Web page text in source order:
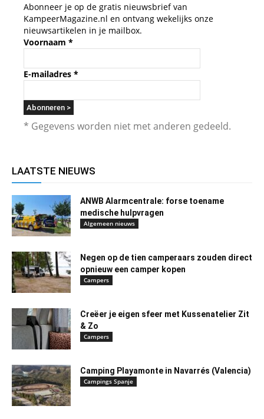
Abonneer je op de gratis nieuwsbrief van
KampeerMagazine.nl en ontvang wekelijks onze
nieuwsartikelen in je mailbox.
Voornaam *
E-mailadres *
* Gegevens worden niet met anderen gedeeld.
LAATSTE NIEUWS
ANWB Alarmcentrale: forse toename
medische hulpvragen
Algemeen nieuws
Negen op de tien camperaars zouden direct
opnieuw een camper kopen
Campers
Creëer je eigen sfeer met Kussenatelier Zit
& Zo
Campers
Camping Playamonte in Navarrés (Valencia)
Campings Spanje